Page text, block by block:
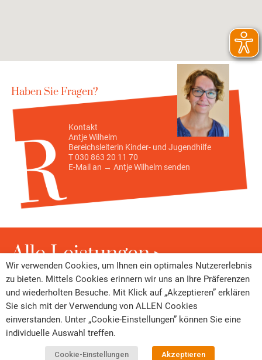
Haben Sie Fragen?
Kontakt
Antje Wilhelm
Bereichsleiterin Kinder- und Jugendhilfe
T 030 863 20 11 70
E-Mail an →Antje Wilhelm senden
Alle Leistungen
Wir verwenden Cookies, um Ihnen ein optimales Nutzererlebnis
zu bieten. Mittels Cookies erinnern wir uns an Ihre Präferenzen
und wiederholten Besuche. Mit Klick auf „Akzeptieren” erklären
Sie sich mit der Verwendung von ALLEN Cookies
einverstanden. Unter „Cookie-Einstellungen” können Sie eine
individuelle Auswahl treffen.
Cookie-Einstellungen Akzeptieren